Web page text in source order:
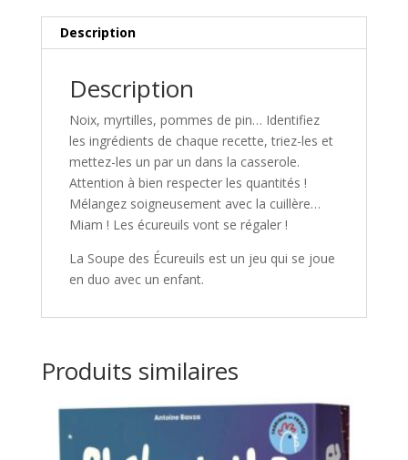
Description
Description
Noix, myrtilles, pommes de pin… Identifiez
les ingrédients de chaque recette, triez-les et
mettez-les un par un dans la casserole.
Attention à bien respecter les quantités !
Mélangez soigneusement avec la cuillère…
Miam ! Les écureuils vont se régaler !
La Soupe des Écureuils est un jeu qui se joue
en duo avec un enfant.
Produits similaires